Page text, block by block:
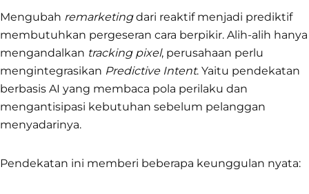
Mengubah remarketingdari reaktif menjadi prediktif
membutuhkan pergeseran cara berpikir. Alih-alih hanya
mengandalkan tracking pixel, perusahaan perlu
mengintegrasikan Predictive Intent. Yaitu pendekatan
berbasis AI yang membaca pola perilaku dan
mengantisipasi kebutuhan sebelum pelanggan
menyadarinya.
Pendekatan ini memberi beberapa keunggulan nyata: